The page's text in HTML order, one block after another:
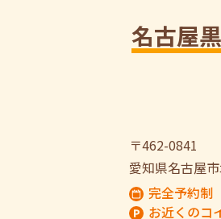
名古屋
〒462-0841
愛知県名古屋
完全予約制
お近くのコ